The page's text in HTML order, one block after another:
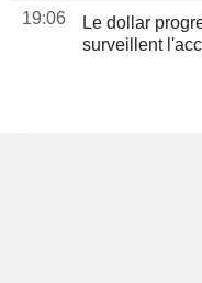
19:06
Le dollar
surveillent